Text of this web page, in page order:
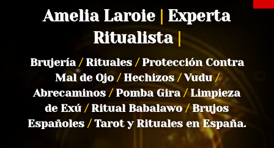
Amelia Laroie
Experta
Ritualista
Brujería /Rituales /Protección Contra
Mal de Ojo /Hechizos/Vudu/
Abrecaminos/Pomba Gira/Limpieza
de Exú/Ritual Babalawo/Brujos
Españoles/Tarot y Rituales en España.